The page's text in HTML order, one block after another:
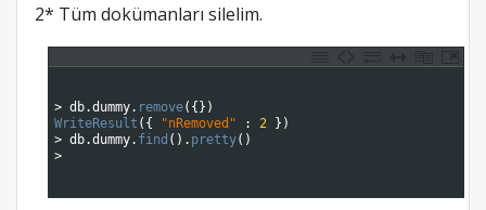
2* Tüm dokümanları silelim.
> db.dummy. remove( {} )
WriteResult ( { "nRemoved" : 2 } )
> db.dummy. find ( ) . pretty( )
>